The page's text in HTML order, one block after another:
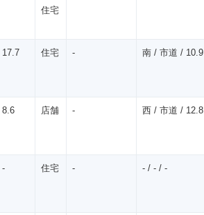
住宅
17.7 住宅 - 南 / 市道 / 10.9
8.6 店舗 - 西 / 市道 / 12.8
- 住宅 - - / - / -